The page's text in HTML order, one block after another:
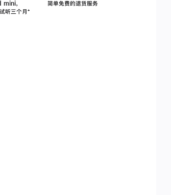
，
听三个月脚
⁺
简单免费的退货服务